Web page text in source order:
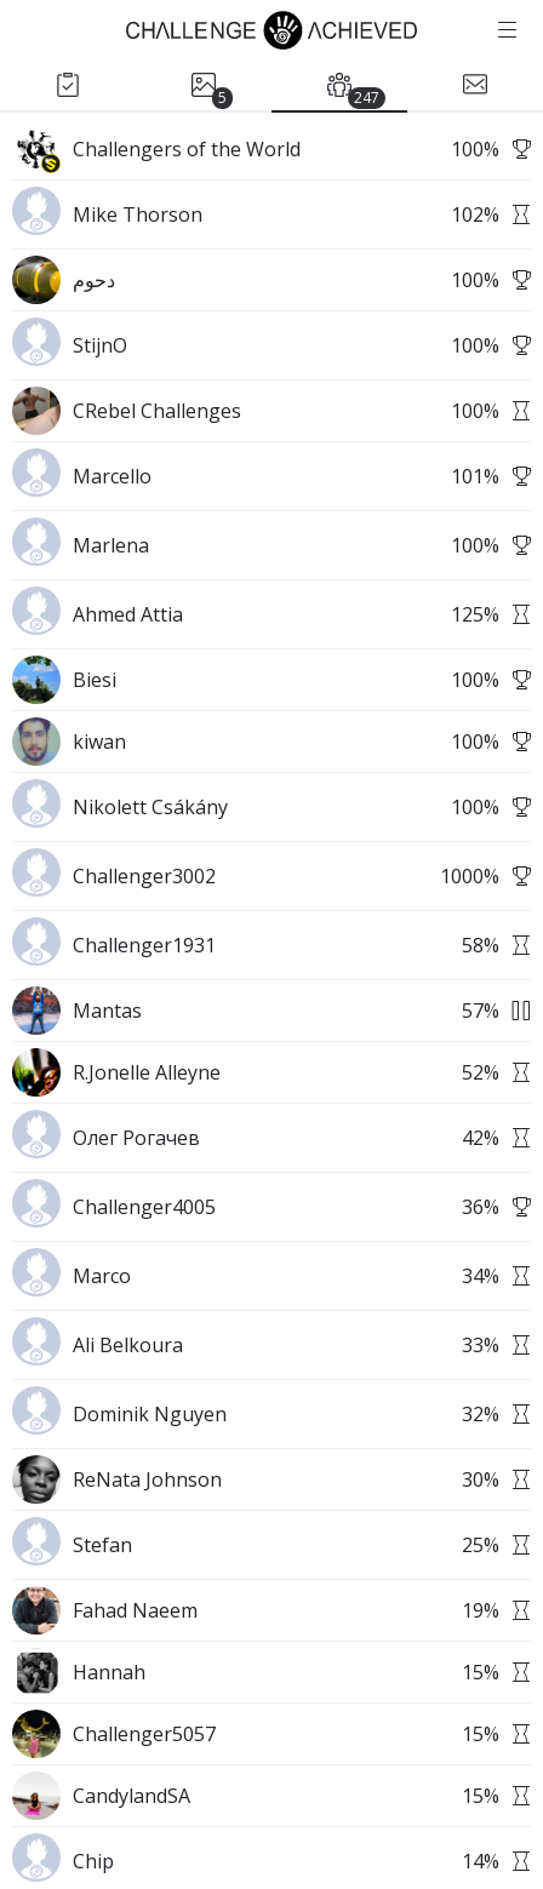
5 247
Challengers of the World 100%
Mike Thorson 102%
دحوم 100%
StijnO 100%
CRebel Challenges 100%
Marcello 101%
Marlena 100%
Ahmed Attia 125%
Biesi 100%
kiwan 100%
Nikolett Csákány 100%
Challenger3002 1000%
Challenger1931 58%
Mantas 57%
R.Jonelle Alleyne 52%
Олег Рогачев 42%
Challenger4005 36%
Marco 34%
Ali Belkoura 33%
Dominik Nguyen 32%
ReNata Johnson 30%
Stefan 25%
Fahad Naeem 19%
Hannah 15%
Challenger5057 15%
CandylandSA 15%
Chip 14%